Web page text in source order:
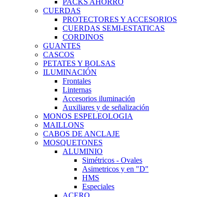
PACKS AHORRO
CUERDAS
PROTECTORES Y ACCESORIOS
CUERDAS SEMI-ESTATICAS
CORDINOS
GUANTES
CASCOS
PETATES Y BOLSAS
ILUMINACIÓN
Frontales
Linternas
Accesorios iluminación
Auxiliares y de señalización
MONOS ESPELEOLOGIA
MAILLONS
CABOS DE ANCLAJE
MOSQUETONES
ALUMINIO
Simétricos - Ovales
Asimetricos y en "D"
HMS
Especiales
ACERO